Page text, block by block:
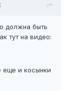
должна быть
тут на видео:
еще и косынки